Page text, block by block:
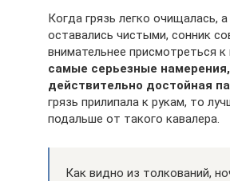
Когда грязь легко очищалась,
оставались чистыми, сонник
внимательнее присмотреться к
самые серьезные
действительно достойная
грязь прилипала к рукам, то
подальше от такого кавалера.
Как видно из толкований,